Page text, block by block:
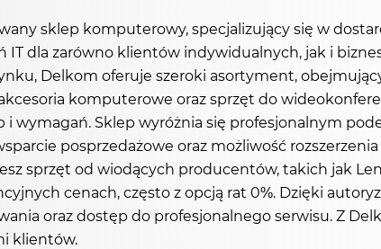
sklep komputerowy, specjalizujący się w
IT dla zarówno klientów indywidualnych, jak i
Delkom oferuje szeroki asortyment,
komputerowe oraz sprzęt do
i wymagań. Sklep wyróżnia się profesjonalnym
posprzedażowe oraz możliwość
sprzęt od wiodących producentów, takich jak
cenach, często z opcją rat 0%. Dzięki
oraz dostęp do profesjonalnego serwisu. Z
klientów.